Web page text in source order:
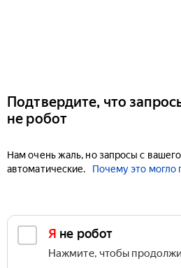
Подтвердите, что
не робот
Нам очень жаль, но запросы с
автоматические.
Почему это могло
Я не робот
Нажмите, чтобы